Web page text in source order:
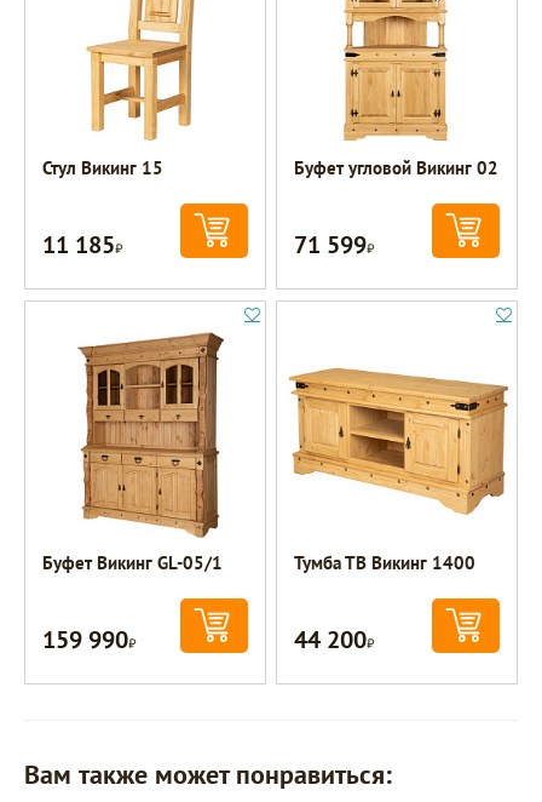
Стул Викинг 15
11 185Р
Буфет угловой Викинг 02
71 599Р
Буфет Викинг GL-05/1
159 990Р
Тумба ТВ Викинг 1400
44 200Р
Вам также может понравиться: